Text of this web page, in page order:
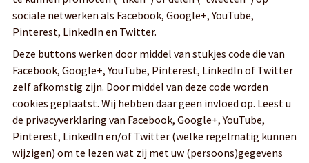
sociale netwerken als Facebook, Google+, YouTube,
Pinterest, LinkedIn en Twitter.
Deze buttons werken door middel van stukjes code die van
Facebook, Google+, YouTube, Pinterest, LinkedIn of Twitter
zelf afkomstig zijn. Door middel van deze code worden
cookies geplaatst. Wij hebben daar geen invloed op. Leest u
de privacyverklaring van Facebook, Google+, YouTube,
Pinterest, LinkedIn en/of Twitter (welke regelmatig kunnen
wijzigen) om te lezen wat zij met uw (persoons)gegevens